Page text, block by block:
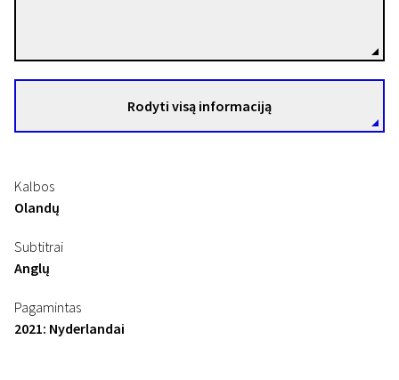
Rodyti visą informaciją
Kalbos
Olandų
Subtitrai
Anglų
Pagamintas
2021: Nyderlandai